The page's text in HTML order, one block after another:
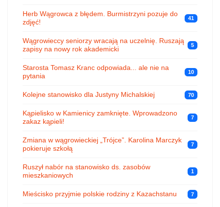
Herb Wągrowca z błędem. Burmistrzyni pozuje do
zdjęć!
41
Wągrowieccy seniorzy wracają na uczelnię. Ruszają
zapisy na nowy rok akademicki
5
Starosta Tomasz Kranc odpowiada... ale nie na
pytania
10
Kolejne stanowisko dla Justyny Michalskiej 70
Kąpielisko w Kamienicy zamknięte. Wprowadzono
zakaz kąpieli!
7
Zmiana w wągrowieckiej „Trójce”. Karolina Marczyk
pokieruje szkołą
7
Ruszył nabór na stanowisko ds. zasobów
mieszkaniowych
1
Mieścisko przyjmie polskie rodziny z Kazachstanu 7